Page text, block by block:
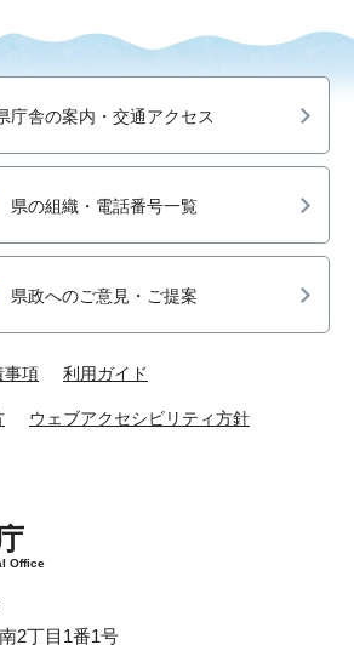
庁舎の案内・交通アクセス
県の組織・電話番号一覧
県政へのご意見・ご提案
事項 利用ガイド
ウェブアクセシビリティ方針
Office
2丁目1番1号